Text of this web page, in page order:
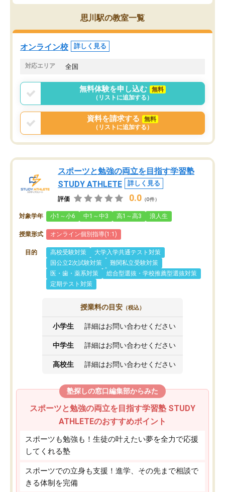
思川駅の教室一覧
オンライン校 詳しく見る
対応エリア 全国
無料体験を申し込む
無料
（リストに追加する）
資料を請求する
無料
（リストに追加する）
スポーツと勉強の両立を目指す学習塾
STUDY ATHLETE
詳しく見る
評価 0.0 （0件）
対象学年 小1～小6 中1～中3 高1～高3 浪人生
授業形式 オンライン個別指導(1:1)
目的 高校受験対策
大学入学共通テスト対策
国公立2次試験対策
難関私立受験対策
医・歯・薬系対策
総合型選抜・学校推薦型選抜対策
定期テスト対策
授業料の目安 （税込）
小学生 詳細はお問い合わせください
中学生 詳細はお問い合わせください
高校生 詳細はお問い合わせください
塾探しの窓口編集部からみた
スポーツと勉強の両立を目指す学習塾 STUDY
ATHLETEのおすすめポイント
スポーツも勉強も！生徒の叶えたい夢を全力で応援
してくれる塾
スポーツでの立身も支援！進学、その先まで相談で
きる体制を完備